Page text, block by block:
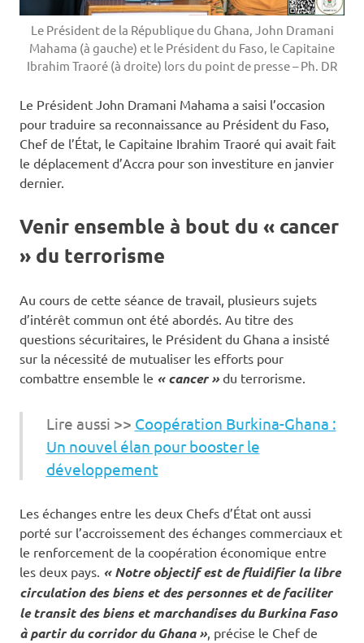
Le Président de la République du Ghana, John Dramani
Mahama (à gauche) et le Président du Faso, le Capitaine
Ibrahim Traoré (à droite) lors du point de presse – Ph. DR
Le Président John Dramani Mahama a saisi l’occasion
pour traduire sa reconnaissance au Président du Faso,
Chef de l’État, le Capitaine Ibrahim Traoré qui avait fait
le déplacement d’Accra pour son investiture en janvier
dernier.
Venir ensemble à bout du « cancer
» du terrorisme
Au cours de cette séance de travail, plusieurs sujets
d’intérêt commun ont été abordés. Au titre des
questions sécuritaires, le Président du Ghana a insisté
sur la nécessité de mutualiser les efforts pour
combattre ensemble le « cancer » du terrorisme.
Lire aussi >> Coopération Burkina-Ghana :
Un nouvel élan pour booster le
développement
Les échanges entre les deux Chefs d’État ont aussi
porté sur l’accroissement des échanges commerciaux et
le renforcement de la coopération économique entre
les deux pays. « Notre objectif est de fluidifier la libre
circulation des biens et des personnes et de faciliter
le transit des biens et marchandises du Burkina Faso
à partir du corridor du Ghana », précise le Chef de